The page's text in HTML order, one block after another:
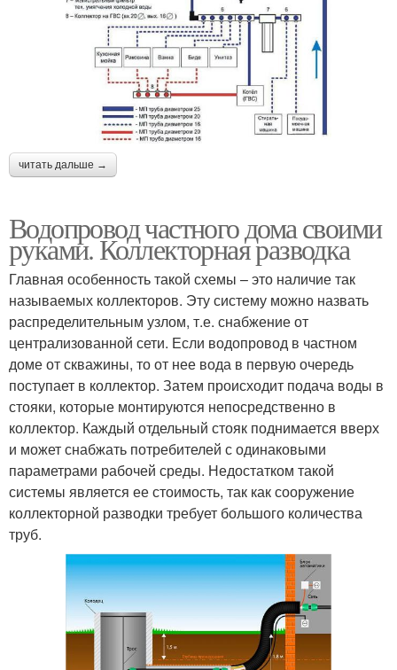
читать дальше →
Водопровод частного дома своими
руками. Коллекторная разводка
Главная особенность такой схемы – это наличие так
называемых коллекторов. Эту систему можно назвать
распределительным узлом, т.е. снабжение от
централизованной сети. Если водопровод в частном
доме от скважины, то от нее вода в первую очередь
поступает в коллектор. Затем происходит подача воды в
стояки, которые монтируются непосредственно в
коллектор. Каждый отдельный стояк поднимается вверх
и может снабжать потребителей с одинаковыми
параметрами рабочей среды. Недостатком такой
системы является ее стоимость, так как сооружение
коллекторной разводки требует большого количества
труб.